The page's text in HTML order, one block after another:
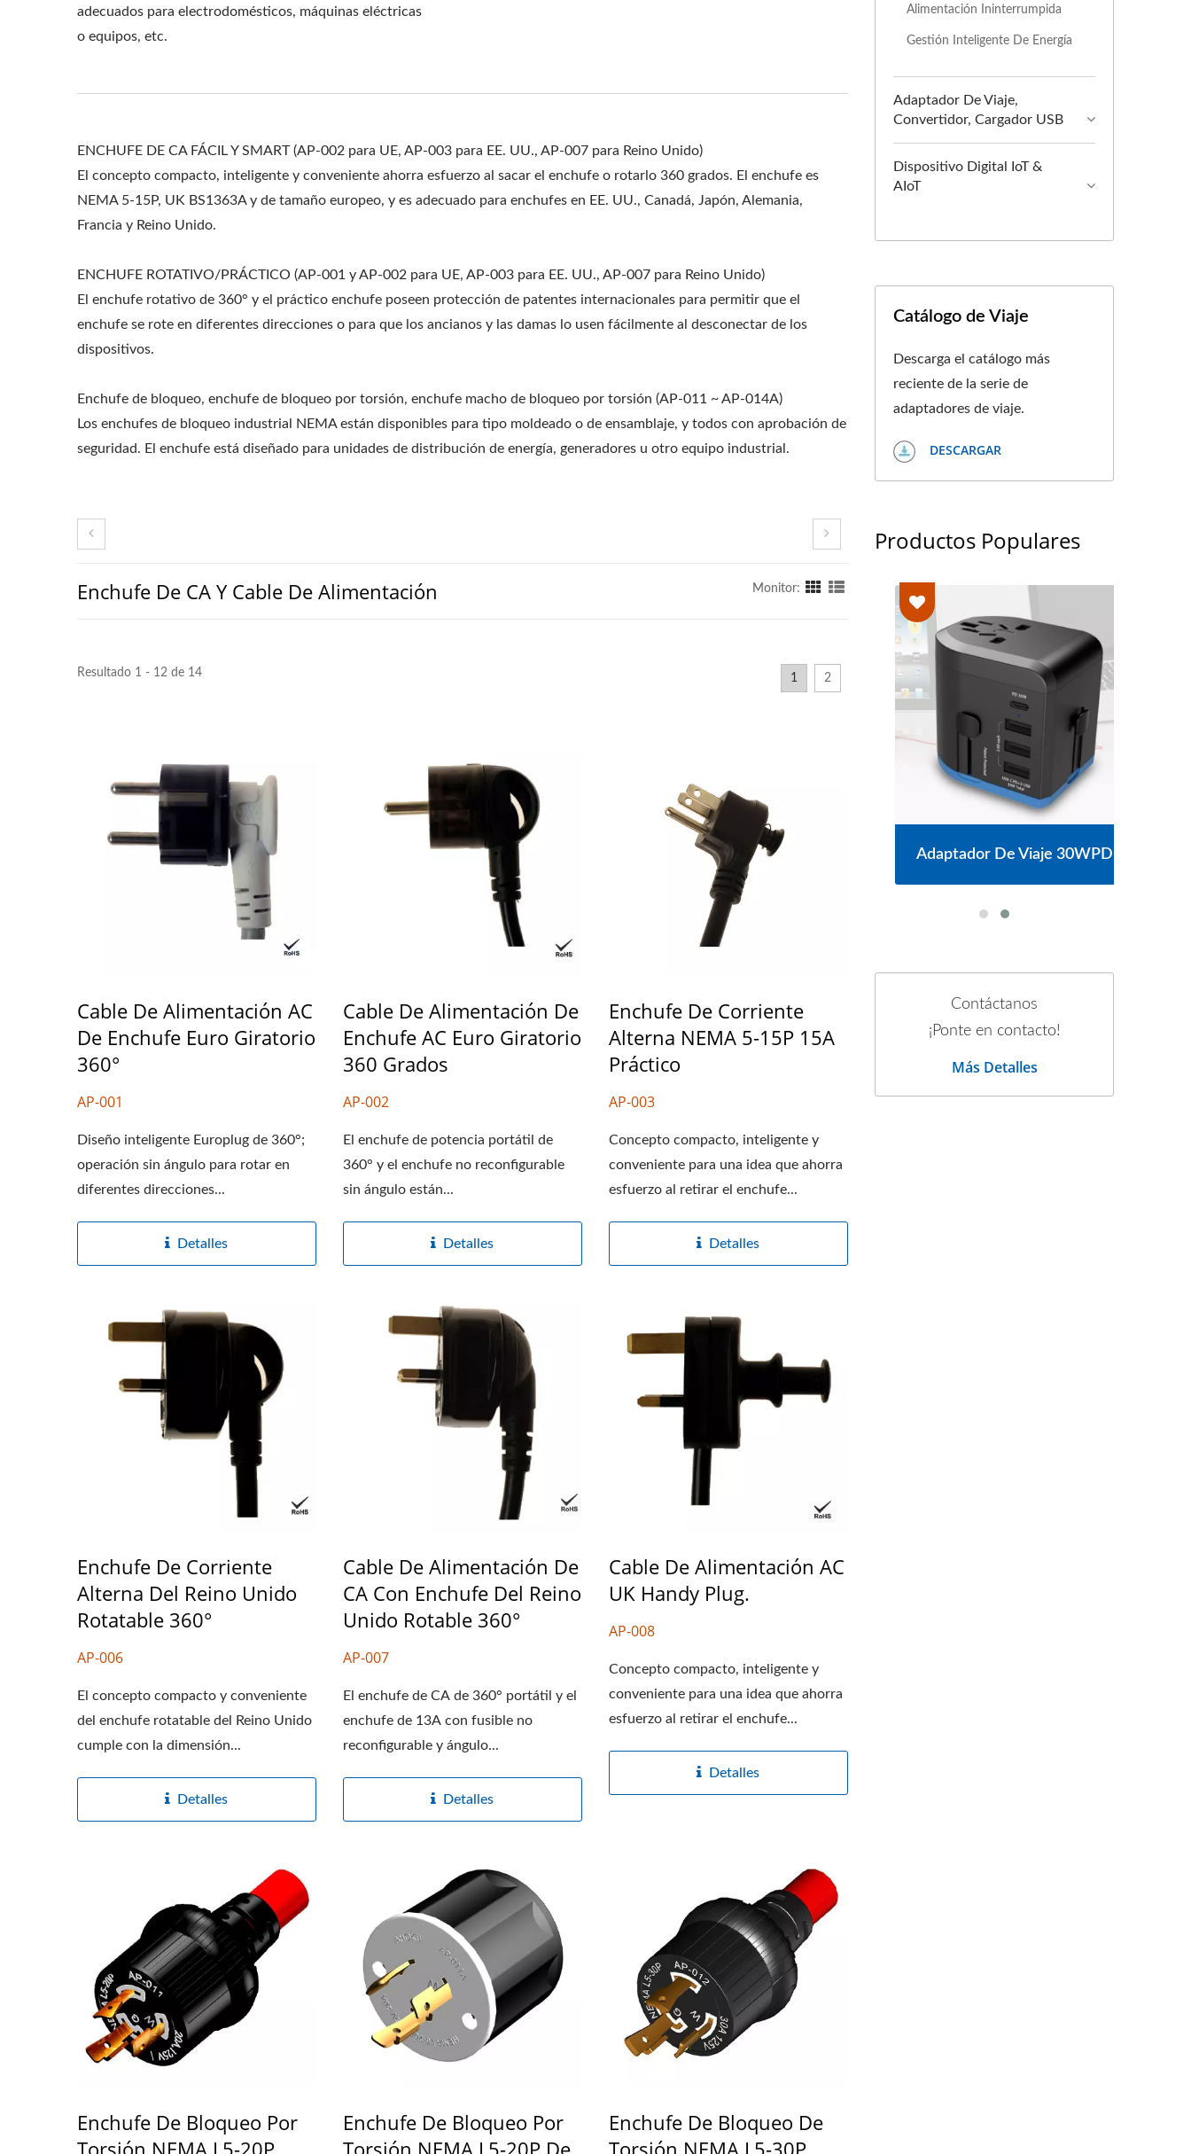
adecuados para electrodomésticos, máquinas eléctricas
o equipos, etc.
ENCHUFE DE CA FÁCIL Y SMART (AP-002 para UE, AP-003 para EE. UU., AP-007 para Reino Unido)
El concepto compacto, inteligente y conveniente ahorra esfuerzo al sacar el enchufe o rotarlo 360 grados. El enchufe es
NEMA 5-15P, UK BS1363A y de tamaño europeo, y es adecuado para enchufes en EE. UU., Canadá, Japón, Alemania,
Francia y Reino Unido.
ENCHUFE ROTATIVO/PRÁCTICO (AP-001 y AP-002 para UE, AP-003 para EE. UU., AP-007 para Reino Unido)
El enchufe rotativo de 360° y el práctico enchufe poseen protección de patentes internacionales para permitir que el
enchufe se rote en diferentes direcciones o para que los ancianos y las damas lo usen fácilmente al desconectar de los
dispositivos.
Enchufe de bloqueo, enchufe de bloqueo por torsión, enchufe macho de bloqueo por torsión (AP-011 ~ AP-014A)
Los enchufes de bloqueo industrial NEMA están disponibles para tipo moldeado o de ensamblaje, y todos con aprobación de
seguridad. El enchufe está diseñado para unidades de distribución de energía, generadores u otro equipo industrial.
Enchufe De CA Y Cable De Alimentación Monitor:
Resultado 1 - 12 de 14 1 2
Cable De Alimentación AC
De Enchufe Euro Giratorio
360°
AP-001
Diseño inteligente Europlug de 360°;
operación sin ángulo para rotar en
diferentes direcciones...
Detalles
Cable De Alimentación De
Enchufe AC Euro Giratorio
360 Grados
AP-002
El enchufe de potencia portátil de
360° y el enchufe no reconfigurable
sin ángulo están...
Detalles
Enchufe De Corriente
Alterna NEMA 5-15P 15A
Práctico
AP-003
Concepto compacto, inteligente y
conveniente para una idea que ahorra
esfuerzo al retirar el enchufe...
Detalles
Enchufe De Corriente
Alterna Del Reino Unido
Rotatable 360°
AP-006
El concepto compacto y conveniente
del enchufe rotatable del Reino Unido
cumple con la dimensión...
Detalles
Cable De Alimentación De
CA Con Enchufe Del Reino
Unido Rotable 360°
AP-007
El enchufe de CA de 360° portátil y el
enchufe de 13A con fusible no
reconfigurable y ángulo...
Detalles
Cable De Alimentación AC
UK Handy Plug.
AP-008
Concepto compacto, inteligente y
conveniente para una idea que ahorra
esfuerzo al retirar el enchufe...
Detalles
Enchufe De Bloqueo Por
Torsión NEMA L5-20P,
Enchufe De Bloqueo Por
Torsión NEMA L5-20P De
Enchufe De Bloqueo De
Torsión NEMA L5-30P,
Alimentación Ininterrumpida
Gestión Inteligente De Energía
Adaptador De Viaje,
Convertidor, Cargador USB
Dispositivo Digital IoT &
AIoT
Catálogo de Viaje
Descarga el catálogo más
reciente de la serie de
adaptadores de viaje.
DESCARGAR
Productos Populares
PDU De Rack EU/US Adaptador De Viaje 30WPD PDU De Rack EU/US Adaptador De Viaje 30WPD
Contáctanos
¡Ponte en contacto!
Más Detalles